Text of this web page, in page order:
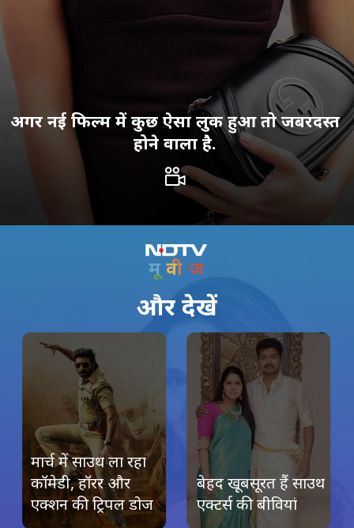
अगर नई फिल्म में कुछ ऐसा लुक हुआ तो जबरदस्त
होने वाला है.
Image Credit: Instagram/
और देखें
बेहद खूबसूरत हैं साउथ
एक्टर्स की बीवियां
मार्च में साउथ ला रहा
कॉमेडी, हॉरर और
एक्शन की ट्रिपल डोज